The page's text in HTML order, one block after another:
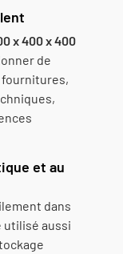
x 400 x 400
de
fournitures,
et au
dans
utilisé aussi